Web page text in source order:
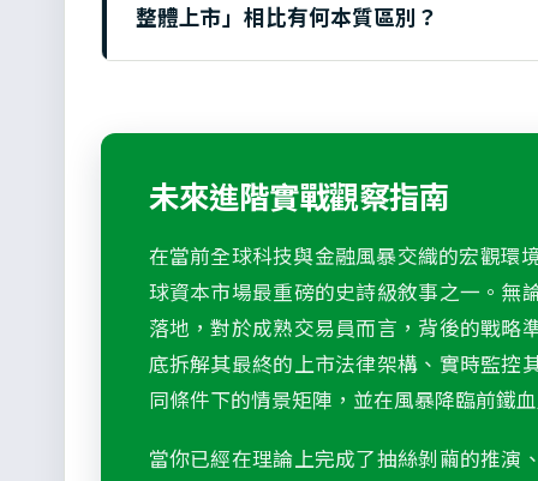
整體上市」相比有何本質區別？
未來進階實戰觀察指南
在當前全球科技與金融風暴交織的宏觀環
球資本市場最重磅的史詩級敘事之一。無
落地，對於成熟交易員而言，背後的戰略
底拆解其最終的上市法律架構、實時監控
同條件下的情景矩陣，並在風暴降臨前鐵
當你已經在理論上完成了抽絲剝繭的推演